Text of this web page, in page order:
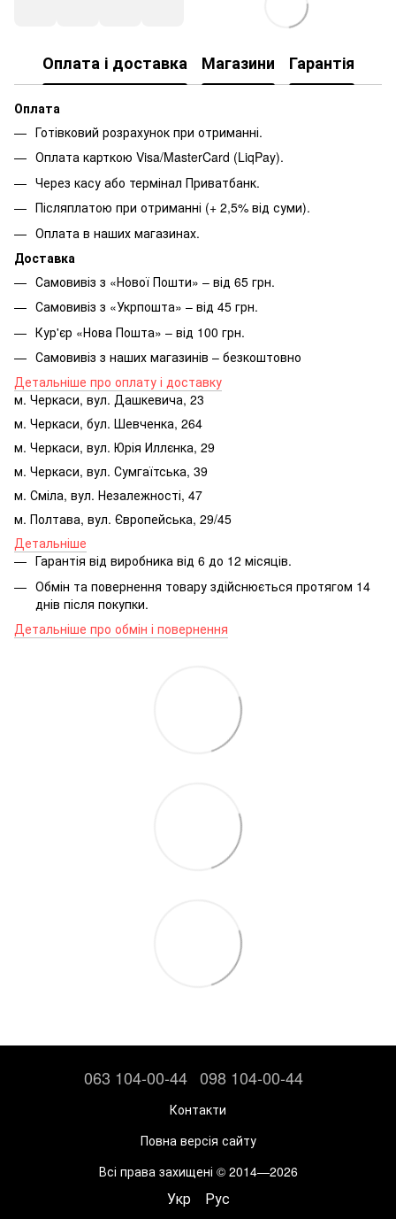
Оплата і доставка Магазини Гарантія
Оплата
Готівковий розрахунок при отриманні.
Оплата карткою Visa/MasterCard (LiqPay).
Через касу або термінал Приватбанк.
Післяплатою при отриманні (+ 2,5% від суми).
Оплата в наших магазинах.
Доставка
Самовивіз з «Нової Пошти» – від 65 грн.
Самовивіз з «Укрпошта» – від 45 грн.
Кур'єр «Нова Пошта» – від 100 грн.
Самовивіз з наших магазинів – безкоштовно
Детальніше про оплату і доставку
м. Черкаси, вул. Дашкевича, 23
м. Черкаси, бул. Шевченка, 264
м. Черкаси, вул. Юрія Иллєнка, 29
м. Черкаси, вул. Сумгаїтська, 39
м. Сміла, вул. Незалежності, 47
м. Полтава, вул. Європейська, 29/45
Детальніше
Гарантія від виробника від 6 до 12 місяців.
Обмін та повернення товару здійснюється протягом 14
днів після покупки.
Детальніше про обмін і повернення
063 104-00-44 098 104-00-44
Контакти
Повна версія сайту
Всі права захищені © 2014—2026
Укр Рус